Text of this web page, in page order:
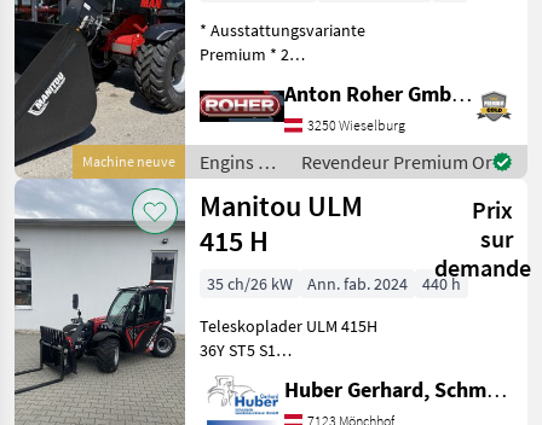
Machine neuve
* Ausstattungsvariante
Premium * 2
Schnellwechsler * hydr.
Geräteverriegelung * LED
Arbeitsscheinwerfer *
Klimaanlage mit Heizung *
Luftgefe
Anton Roher GmbH (ACA Center Roher)
3250 Wieselburg
Engins de
chantier /
Manitou
Revendeur Premium Or
Manitou ULM
415 H
Prix
sur
demande
35 ch/26 kW Ann. fab. 2024
440 h
Teleskoplader ULM 415H
36Y ST5 S1
SERIENAUSSTATTUNG
Fester Teleskopstapler: -
Huber Gerhard, Schmiede und Landmaschinen GmbH.
7123 Mönchhof